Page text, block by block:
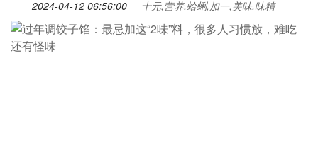
2024-04-12 06:56:00 十元,营养,蛤蜊,加一,美味,味精